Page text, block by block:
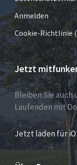
Anmelden
Cookie-Richtlinie
Jetzt
Bleiben Sie auch
Laufenden mit
Jetzt laden für